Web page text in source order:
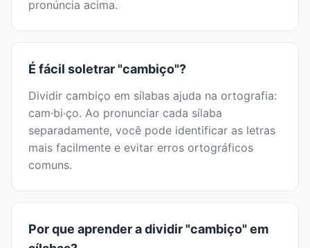
pronúncia acima.
É fácil soletrar "cambiço"?
Dividir cambiço em sílabas ajuda na ortografia:
cam·bi·ço. Ao pronunciar cada sílaba
separadamente, você pode identificar as letras
mais facilmente e evitar erros ortográficos
comuns.
Por que aprender a dividir "cambiço" em